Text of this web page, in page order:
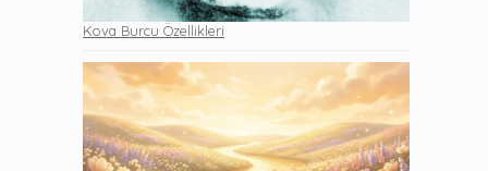
Kova Burcu Özellikleri